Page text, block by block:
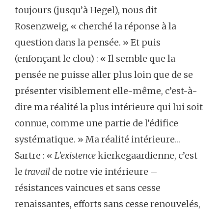
toujours (jusqu’à Hegel), nous dit
Rosenzweig, « cherché la réponse à la
question dans la pensée. » Et puis
(enfonçant le clou) : « Il semble que la
pensée ne puisse aller plus loin que de se
présenter visiblement elle-même, c’est-à-
dire ma réalité la plus intérieure qui lui soit
connue, comme une partie de l’édifice
systématique. » Ma réalité intérieure…
Sartre : « L’existencekierkegaardienne, c’est
le travail de notre vie intérieure –
résistances vaincues et sans cesse
renaissantes, efforts sans cesse renouvelés,